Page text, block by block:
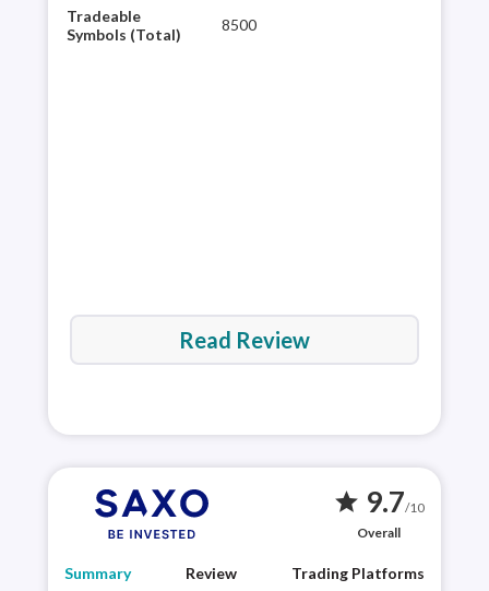
Tradeable
Symbols (Total)
8500
Read Review
star 9.7/10
Overall
Summary Review Trading Platforms